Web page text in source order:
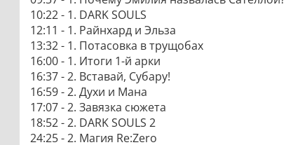
10:22 - 1. DARK SOULS
12:11 - 1. Райнхард и Эльза
13:32 - 1. Потасовка в трущобах
16:00 - 1. Итоги 1-й арки
16:37 - 2. Вставай, Субару!
16:59 - 2. Духи и Мана
17:07 - 2. Завязка сюжета
18:52 - 2. DARK SOULS 2
24:25 - 2. Магия Re:Zero